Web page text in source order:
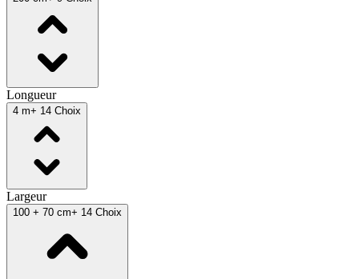
Longueur
4 m+ 14 Choix
Largeur
100 + 70 cm+ 14 Choix